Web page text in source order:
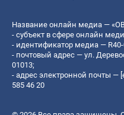
Название онлайн медиа —
- субъект в сфере онлайн
- идентификатор медиа — R40-
- почтовый адрес — ул.
01013;
- адрес электронной почты —
585 46 20